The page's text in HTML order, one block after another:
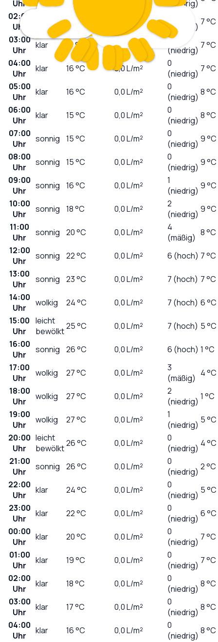
Uhr (niedrig)
02:00
Uhr
18 °C L/m²
(niedrig) 7 °C
03:00
Uhr
klar 17°C 0,0 L/m²
0
(niedrig) 7 °C
04:00
Uhr
klar 16°C 0,0L/m²
0
(niedrig) 7 °C
05:00
Uhr
klar 16°C 0,0L/m²
0
(niedrig) 8 °C
06:00
Uhr
klar 15°C 0,0L/m²
0
(niedrig) 8 °C
07:00
Uhr
sonnig 15°C 0,0L/m²
0
(niedrig) 9 °C
08:00
Uhr
sonnig 15°C 0,0L/m²
0
(niedrig) 9 °C
09:00
Uhr
sonnig 16°C 0,0L/m²
1
(niedrig) 9 °C
10:00
Uhr
sonnig 18°C 0,0L/m²
2
(niedrig) 9 °C
11:00
Uhr
sonnig 20°C 0,0L/m²
4
(mäßig) 8 °C
12:00
Uhr
sonnig 22°C 0,0L/m² 6 (hoch) 7 °C
13:00
Uhr
sonnig 23°C 0,0L/m² 7 (hoch) 7 °C
14:00
Uhr
wolkig 24°C 0,0L/m² 7 (hoch) 6 °C
15:00
Uhr
leicht
bewölkt25°C 0,0L/m² 7 (hoch) 5 °C
16:00
Uhr
sonnig 26°C 0,0L/m² 6 (hoch) 1 °C
17:00
Uhr
wolkig 27°C 0,0L/m²
3
(mäßig) 4 °C
18:00
Uhr
wolkig 27°C 0,0L/m²
2
(niedrig) 1 °C
19:00
Uhr
wolkig 27°C 0,0L/m²
1
(niedrig) 5 °C
20:00
Uhr
leicht
bewölkt26°C 0,0L/m²
0
(niedrig) 4 °C
21:00
Uhr
sonnig 26°C 0,0L/m²
0
(niedrig) 2 °C
22:00
Uhr
klar 24°C 0,0L/m²
0
(niedrig) 5 °C
23:00
Uhr
klar 22°C 0,0L/m²
0
(niedrig) 6 °C
00:00
Uhr
klar 20°C 0,0L/m²
0
(niedrig) 7 °C
01:00
Uhr
klar 19°C 0,0L/m²
0
(niedrig) 7 °C
02:00
Uhr
klar 18°C 0,0L/m²
0
(niedrig) 8 °C
03:00
Uhr
klar 17°C 0,0L/m²
0
(niedrig) 8 °C
04:00
Uhr
klar 16°C 0,0L/m²
0
(niedrig) 8 °C